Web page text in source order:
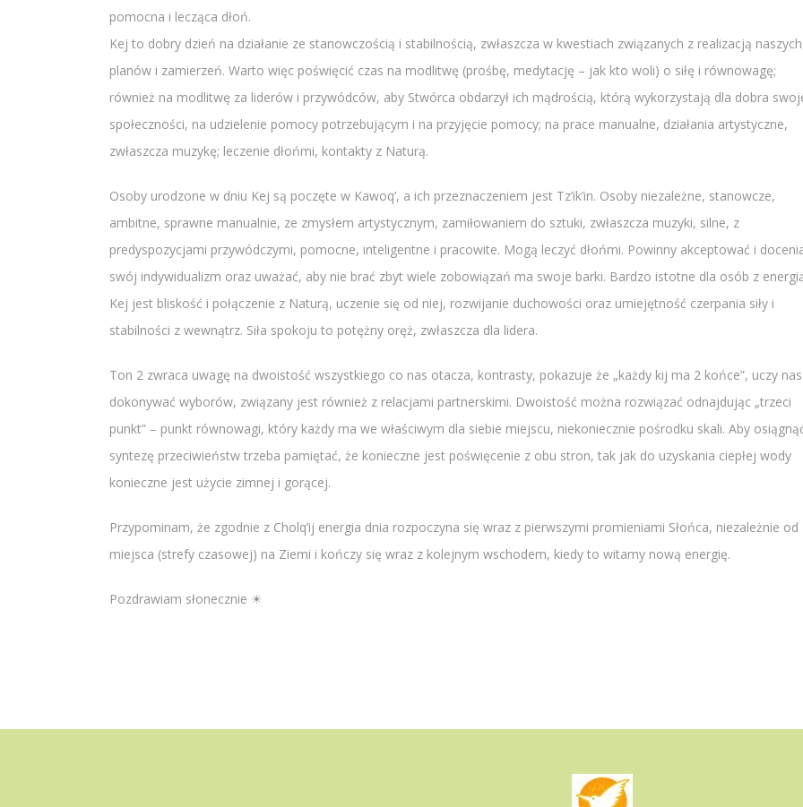
pomocna i lecząca dłoń.
Kej to dobry dzień na działanie ze stanowczością i stabilnością, zwłaszcza w kwestiach związanych z realizacją naszych
planów i zamierzeń. Warto więc poświęcić czas na modlitwę (prośbę, medytację – jak kto woli) o siłę i równowagę;
również na modlitwę za liderów i przywódców, aby Stwórca obdarzył ich mądrością, którą wykorzystają dla dobra
społeczności, na udzielenie pomocy potrzebującym i na przyjęcie pomocy; na prace manualne, działania artystyczne,
zwłaszcza muzykę; leczenie dłońmi, kontakty z Naturą.
Osoby urodzone w dniu Kej są poczęte w Kawoq’, a ich przeznaczeniem jest Tz’ik’in. Osoby niezależne, stanowcze,
ambitne, sprawne manualnie, ze zmysłem artystycznym, zamiłowaniem do sztuki, zwłaszcza muzyki, silne, z
predyspozycjami przywódczymi, pomocne, inteligentne i pracowite. Mogą leczyć dłońmi. Powinny akceptować i
swój indywidualizm oraz uważać, aby nie brać zbyt wiele zobowiązań ma swoje barki. Bardzo istotne dla osób z
Kej jest bliskość i połączenie z Naturą, uczenie się od niej, rozwijanie duchowości oraz umiejętność czerpania siły i
stabilności z wewnątrz. Siła spokoju to potężny oręż, zwłaszcza dla lidera.
Ton 2 zwraca uwagę na dwoistość wszystkiego co nas otacza, kontrasty, pokazuje że „każdy kij ma 2 końce”, uczy nas
dokonywać wyborów, związany jest również z relacjami partnerskimi. Dwoistość można rozwiązać odnajdując „trzeci
punkt” – punkt równowagi, który każdy ma we właściwym dla siebie miejscu, niekoniecznie pośrodku skali. Aby
syntezę przeciwieństw trzeba pamiętać, że konieczne jest poświęcenie z obu stron, tak jak do uzyskania ciepłej wody
konieczne jest użycie zimnej i gorącej.
Przypominam, że zgodnie z Cholq’ij energia dnia rozpoczyna się wraz z pierwszymi promieniami Słońca, niezależnie od
miejsca (strefy czasowej) na Ziemi i kończy się wraz z kolejnym wschodem, kiedy to witamy nową energię.
Pozdrawiam słonecznie ☀